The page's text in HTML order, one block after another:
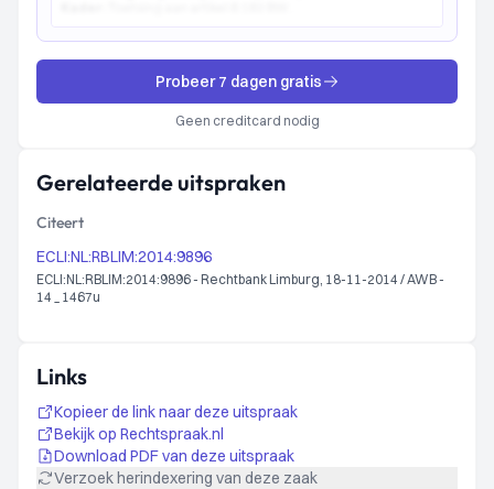
Probeer 7 dagen gratis
Geen creditcard nodig
Gerelateerde uitspraken
Citeert
ECLI:NL:RBLIM:2014:9896
ECLI:NL:RBLIM:2014:9896 - Rechtbank Limburg, 18-11-2014 / AWB -
14 _ 1467u
Links
Kopieer de link naar deze uitspraak
Bekijk op Rechtspraak.nl
Download PDF van deze uitspraak
Verzoek herindexering van deze zaak